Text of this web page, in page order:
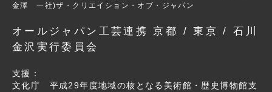
金澤 一社)ザ・クリエイション・オブ・ジャパン
オールジャパン工芸連携 京都 / 東京 / 石川
金沢実行委員会
支援：
文化庁 平成29年度地域の核となる美術館・歴史博物館支